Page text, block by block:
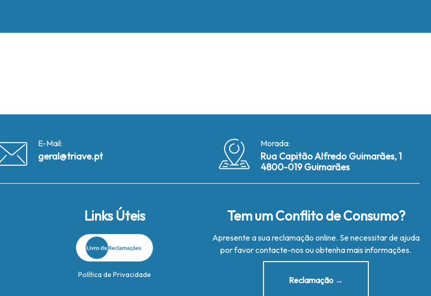
E-Mail:
geral@triave.pt
Morada:
Rua Capitão Alfredo Guimarães, 1
4800-019 Guimarães
Links Úteis
Política de Privacidade
Tem um Conflito de Consumo?
Apresente a sua reclamação online. Se necessitar de ajuda
por favor contacte-nos ou obtenha mais informações.
Reclamação →